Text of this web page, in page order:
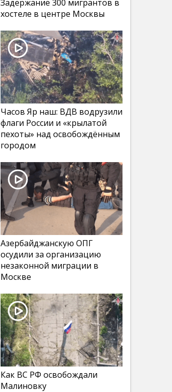
Задержание 300 мигрантов в
хостеле в центре Москвы
Часов Яр наш: ВДВ водрузили
флаги России и «крылатой
пехоты» над освобождённым
городом
Азербайджанскую ОПГ
осудили за организацию
незаконной миграции в
Москве
Как ВС РФ освобождали
Малиновку